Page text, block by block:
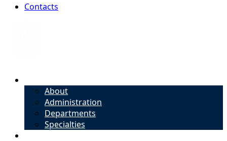
Contacts
About
Administration
Departments
Specialties